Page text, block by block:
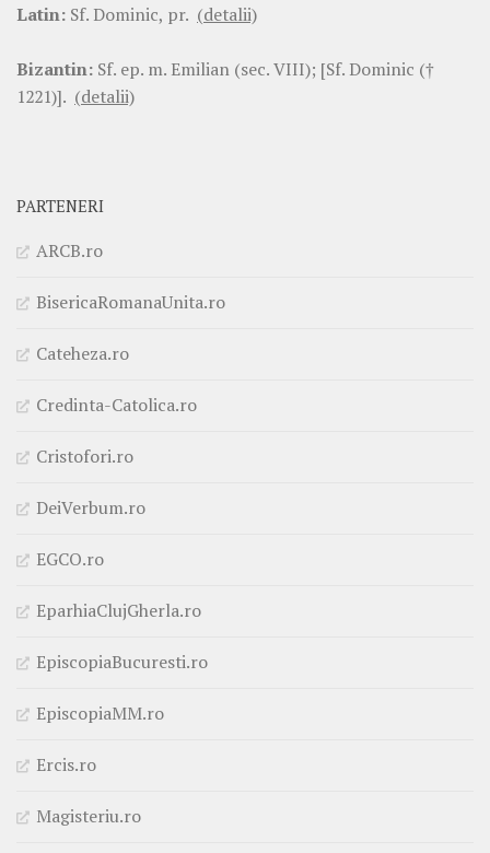
Latin: Sf. Dominic, pr. (detalii)
Bizantin: Sf. ep. m. Emilian (sec. VIII); [Sf. Dominic (†
1221)]. (detalii)
PARTENERI
ARCB.ro
BisericaRomanaUnita.ro
Cateheza.ro
Credinta-Catolica.ro
Cristofori.ro
DeiVerbum.ro
EGCO.ro
EparhiaClujGherla.ro
EpiscopiaBucuresti.ro
EpiscopiaMM.ro
Ercis.ro
Magisteriu.ro